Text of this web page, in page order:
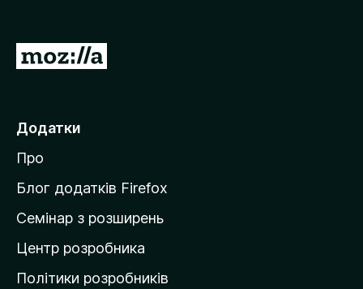
П
е
й
т
и
а
д
о
Додатки
Про
Блог додатків Firefox
Семінар з розширень
Центр розробника
Політики розробників